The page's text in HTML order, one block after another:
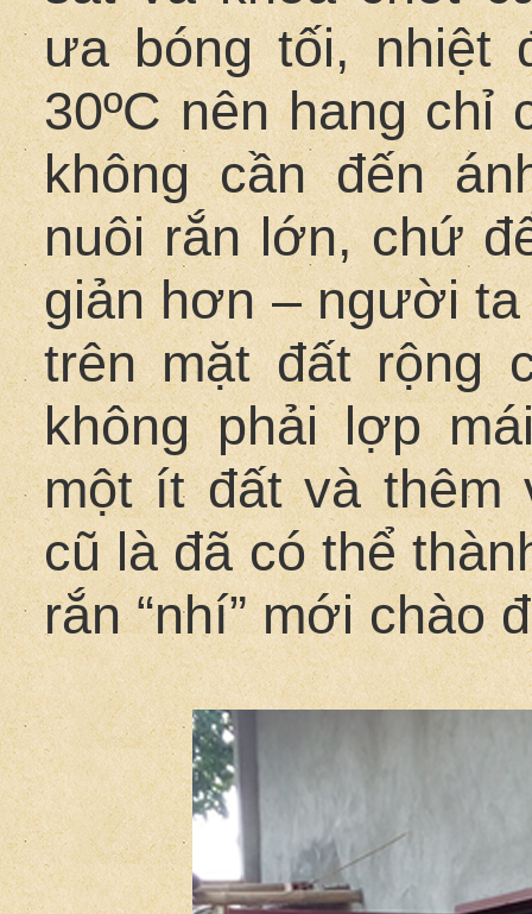
ưa bóng tối, nhiệt
30ºC nên hang chỉ
không cần đến
nuôi rắn lớn, chứ
giản hơn – người
trên mặt đất rộng
không phải lợp
một ít đất và thêm
cũ là đã có thể
rắn “nhí” mới chào